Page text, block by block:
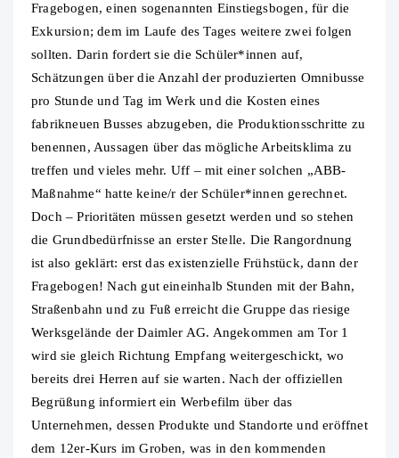
Fragebogen, einen sogenannten Einstiegsbogen, für die
Exkursion; dem im Laufe des Tages weitere zwei folgen
sollten. Darin fordert sie die Schüler*innen auf,
Schätzungen über die Anzahl der produzierten Omnibusse
pro Stunde und Tag im Werk und die Kosten eines
fabrikneuen Busses abzugeben, die Produktionsschritte zu
benennen, Aussagen über das mögliche Arbeitsklima zu
treffen und vieles mehr. Uff – mit einer solchen „ABB-
Maßnahme“ hatte keine/r der Schüler*innen gerechnet.
Doch – Prioritäten müssen gesetzt werden und so stehen
die Grundbedürfnisse an erster Stelle. Die Rangordnung
ist also geklärt: erst das existenzielle Frühstück, dann der
Fragebogen! Nach gut eineinhalb Stunden mit der Bahn,
Straßenbahn und zu Fuß erreicht die Gruppe das riesige
Werksgelände der Daimler AG. Angekommen am Tor 1
wird sie gleich Richtung Empfang weitergeschickt, wo
bereits drei Herren auf sie warten. Nach der offiziellen
Begrüßung informiert ein Werbefilm über das
Unternehmen, dessen Produkte und Standorte und eröffnet
dem 12er-Kurs im Groben, was in den kommenden